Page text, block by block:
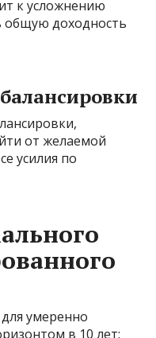
к усложнению
общую доходность
от желаемой
усилия по
умеренно
в 10 лет: